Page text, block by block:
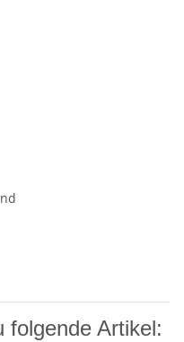
folgende Artikel: